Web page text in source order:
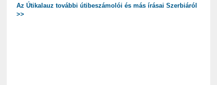
Az Útikalauz további útibeszámolói és más írásai Szerbiáról
>>